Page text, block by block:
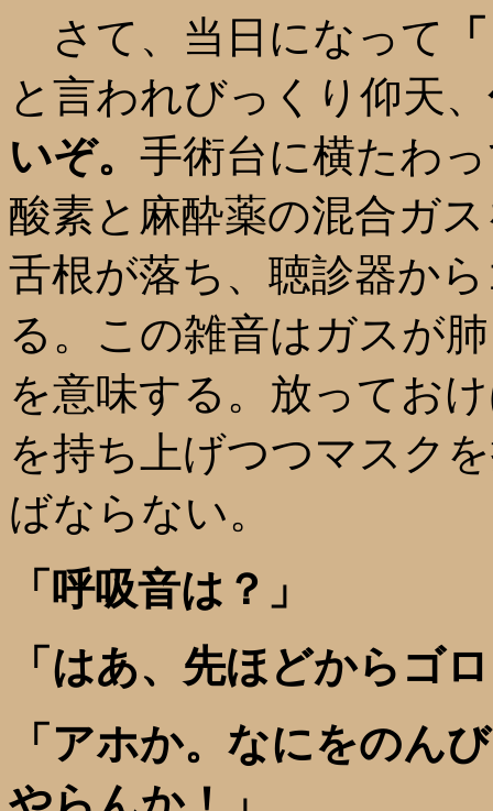
さて、当日になって
と言われびっくり仰天、
いぞ。 手術台に横たわ
酸素と麻酔薬の混合ガ
舌根が落ち、聴診器か
る。この雑音はガスが
を意味する。放ってお
を持ち上げつつマスク
ばならない。
「呼吸音は？」
「はあ、先ほどからゴ
「アホか。なにをのん